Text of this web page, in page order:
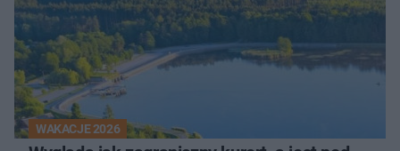
WAKACJE 2026